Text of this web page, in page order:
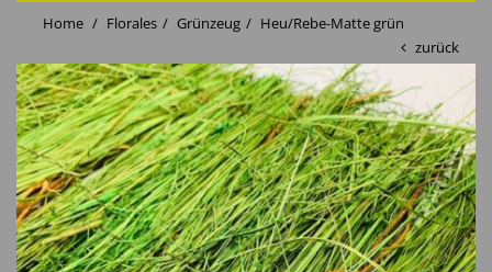
Home
Florales Grünzeug
Heu/Rebe-Matte grün
zurück